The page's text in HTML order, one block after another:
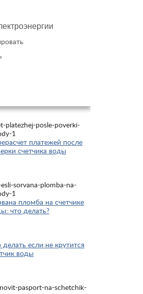
платежей после
счетчика воды
пломба на счетчике
что делать?
делать если не крутится
воды